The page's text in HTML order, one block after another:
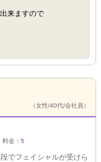
来ますので
（女性/40代/会社員）
料金： 5
でフェイシャルが受けら